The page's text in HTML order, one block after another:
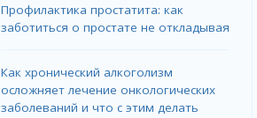
Профилактика простатита: как
заботиться о простате не откладывая
Как хронический алкоголизм
осложняет лечение онкологических
заболеваний и что с этим делать